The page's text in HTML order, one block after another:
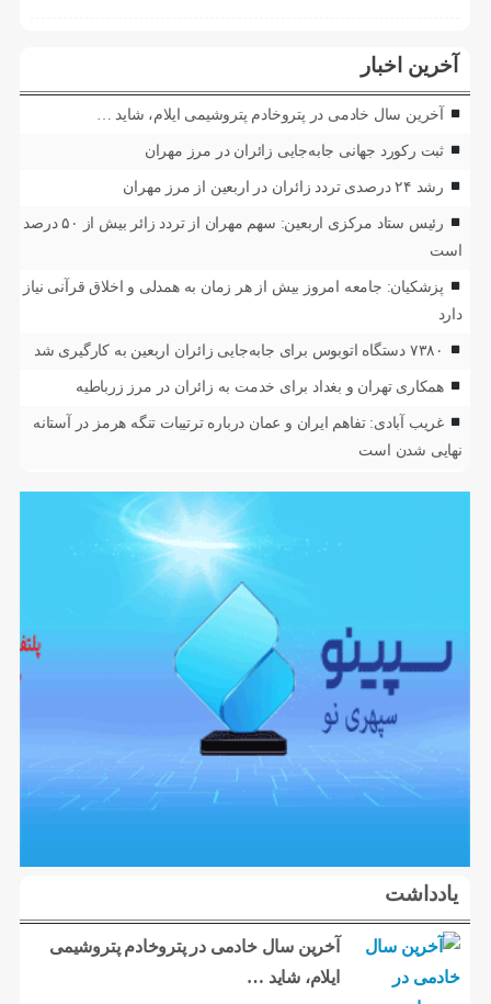
آخرین اخبار
آخرین سال خادمی در پتروخادم پتروشیمی ایلام، شاید …
ثبت رکورد جهانی جابه‌جایی زائران در مرز مهران
رشد ۲۴ درصدی تردد زائران در اربعین از مرز مهران
رئیس ستاد مرکزی اربعین: سهم مهران از تردد زائر بیش از ۵۰ درصد
است
پزشکیان: جامعه امروز بیش از هر زمان به همدلی و اخلاق قرآنی نیاز
دارد
۷۳۸۰ دستگاه اتوبوس برای جابه‌جایی زائران اربعین به‌ کارگیری شد
همکاری تهران و بغداد برای خدمت به زائران در مرز زرباطیه
غریب آبادی: تفاهم ایران و عمان درباره ترتیبات تنگه هرمز در آستانه
نهایی شدن است
یادداشت
آخرین سال خادمی در پتروخادم پتروشیمی
ایلام، شاید …